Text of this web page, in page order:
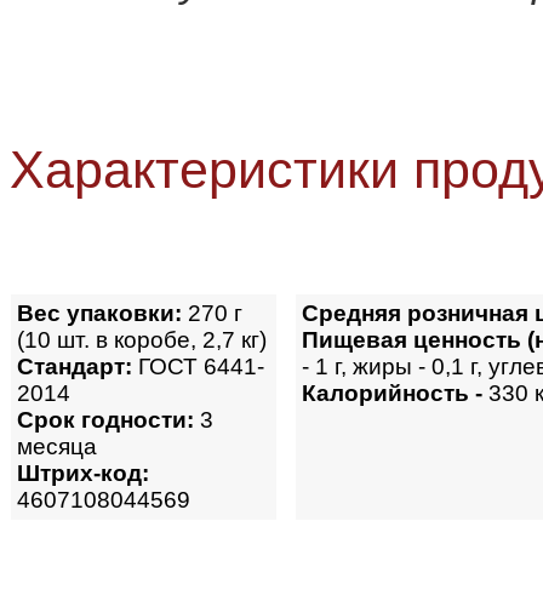
Характеристики
Вес упаковки: 270 г
(10 шт. в коробе, 2,7 кг)
Стандарт: ГОСТ 6441-
2014
Срок годности: 3
месяца
Штрих-код:
4607108044569
Средняя розничная
Пищевая ценность
- 1 г, жиры - 0,1 г,
Калорийность - 330